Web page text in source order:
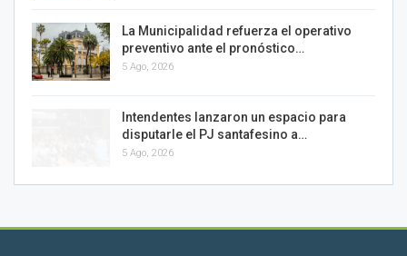
La Municipalidad refuerza el operativo
preventivo ante el pronóstico…
5 Ago, 2026
Intendentes lanzaron un espacio para
disputarle el PJ santafesino a…
5 Ago, 2026